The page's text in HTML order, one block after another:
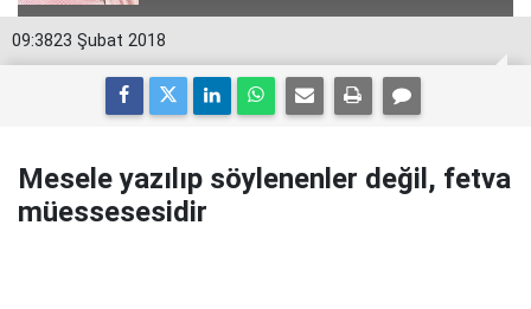
09:3823 Şubat 2018
Mesele yazılıp söylenenler değil, fetva
müessesesidir